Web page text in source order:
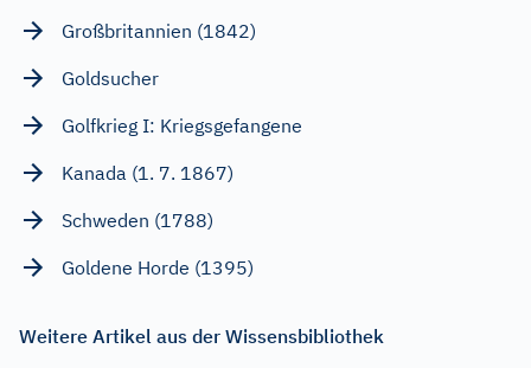
Großbritannien (1842)
Goldsucher
Golfkrieg I: Kriegsgefangene
Kanada (1. 7. 1867)
Schweden (1788)
Goldene Horde (1395)
Weitere Artikel aus der Wissensbibliothek